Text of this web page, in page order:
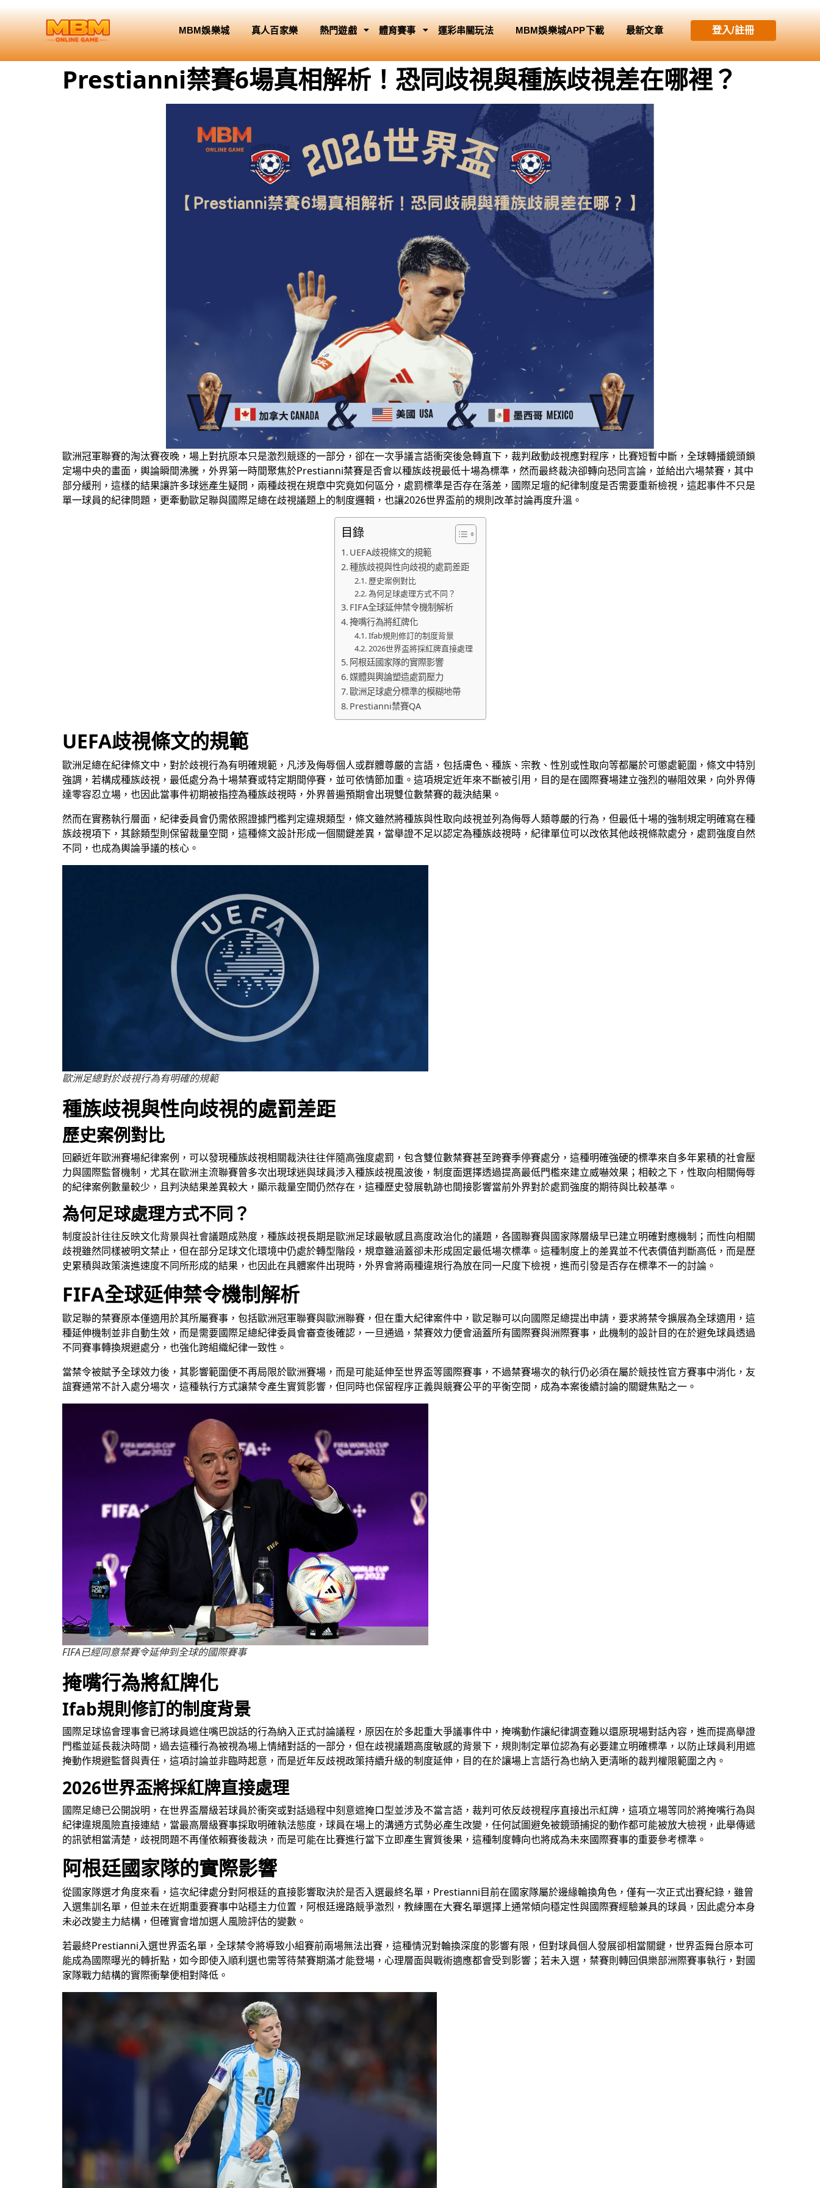
MBM娛樂城 真人百家樂 熱門遊戲 體育賽事 運彩串關玩法 MBM娛樂城APP下載 最新文章 登入/註冊
Prestianni禁賽6場真相解析！恐同歧視與種族歧視差在哪裡？
歐洲冠軍聯賽的淘汰賽夜晚，場上對抗原本只是激烈競逐的一部分，卻在一次爭議言語衝突後急轉直下，裁判啟動歧視應對程序，比賽短暫中斷，全球轉播鏡頭鎖
定場中央的畫面，輿論瞬間沸騰，外界第一時間聚焦於Prestianni禁賽是否會以種族歧視最低十場為標準，然而最終裁決卻轉向恐同言論，並給出六場禁賽，其中
部分緩刑，這樣的結果讓許多球迷產生疑問，兩種歧視在規章中究竟如何區分，處罰標準是否存在落差，國際足壇的紀律制度是否需要重新檢視，這起事件不只是
單一球員的紀律問題，更牽動歐足聯與國際足總在歧視議題上的制度邏輯，也讓2026世界盃前的規則改革討論再度升溫。
目錄
UEFA歧視條文的規範
種族歧視與性向歧視的處罰差距
歷史案例對比
為何足球處理方式不同？
FIFA全球延伸禁令機制解析
掩嘴行為將紅牌化
Ifab規則修訂的制度背景
2026世界盃將採紅牌直接處理
阿根廷國家隊的實際影響
媒體與輿論塑造處罰壓力
歐洲足球處分標準的模糊地帶
Prestianni禁賽QA
UEFA歧視條文的規範
歐洲足總在紀律條文中，對於歧視行為有明確規範，凡涉及侮辱個人或群體尊嚴的言語，包括膚色、種族、宗教、性別或性取向等都屬於可懲處範圍，條文中特別
強調，若構成種族歧視，最低處分為十場禁賽或特定期間停賽，並可依情節加重。這項規定近年來不斷被引用，目的是在國際賽場建立強烈的嚇阻效果，向外界傳
達零容忍立場，也因此當事件初期被指控為種族歧視時，外界普遍預期會出現雙位數禁賽的裁決結果。
然而在實務執行層面，紀律委員會仍需依照證據門檻判定違規類型，條文雖然將種族與性取向歧視並列為侮辱人類尊嚴的行為，但最低十場的強制規定明確寫在種
族歧視項下，其餘類型則保留裁量空間，這種條文設計形成一個關鍵差異，當舉證不足以認定為種族歧視時，紀律單位可以改依其他歧視條款處分，處罰強度自然
不同，也成為輿論爭議的核心。
歐洲足總對於歧視行為有明確的規範
種族歧視與性向歧視的處罰差距
歷史案例對比
回顧近年歐洲賽場紀律案例，可以發現種族歧視相關裁決往往伴隨高強度處罰，包含雙位數禁賽甚至跨賽季停賽處分，這種明確強硬的標準來自多年累積的社會壓
力與國際監督機制，尤其在歐洲主流聯賽曾多次出現球迷與球員涉入種族歧視風波後，制度面選擇透過提高最低門檻來建立威嚇效果；相較之下，性取向相關侮辱
的紀律案例數量較少，且判決結果差異較大，顯示裁量空間仍然存在，這種歷史發展軌跡也間接影響當前外界對於處罰強度的期待與比較基準。
為何足球處理方式不同？
制度設計往往反映文化背景與社會議題成熟度，種族歧視長期是歐洲足球最敏感且高度政治化的議題，各國聯賽與國家隊層級早已建立明確對應機制；而性向相關
歧視雖然同樣被明文禁止，但在部分足球文化環境中仍處於轉型階段，規章雖涵蓋卻未形成固定最低場次標準。這種制度上的差異並不代表價值判斷高低，而是歷
史累積與政策演進速度不同所形成的結果，也因此在具體案件出現時，外界會將兩種違規行為放在同一尺度下檢視，進而引發是否存在標準不一的討論。
FIFA全球延伸禁令機制解析
歐足聯的禁賽原本僅適用於其所屬賽事，包括歐洲冠軍聯賽與歐洲聯賽，但在重大紀律案件中，歐足聯可以向國際足總提出申請，要求將禁令擴展為全球適用，這
種延伸機制並非自動生效，而是需要國際足總紀律委員會審查後確認，一旦通過，禁賽效力便會涵蓋所有國際賽與洲際賽事，此機制的設計目的在於避免球員透過
不同賽事轉換規避處分，也強化跨組織紀律一致性。
當禁令被賦予全球效力後，其影響範圍便不再局限於歐洲賽場，而是可能延伸至世界盃等國際賽事，不過禁賽場次的執行仍必須在屬於競技性官方賽事中消化，友
誼賽通常不計入處分場次，這種執行方式讓禁令產生實質影響，但同時也保留程序正義與競賽公平的平衡空間，成為本案後續討論的關鍵焦點之一。
FIFA已經同意禁賽令延伸到全球的國際賽事
掩嘴行為將紅牌化
Ifab規則修訂的制度背景
國際足球協會理事會已將球員遮住嘴巴說話的行為納入正式討論議程，原因在於多起重大爭議事件中，掩嘴動作讓紀律調查難以還原現場對話內容，進而提高舉證
門檻並延長裁決時間，過去這種行為被視為場上情緒對話的一部分，但在歧視議題高度敏感的背景下，規則制定單位認為有必要建立明確標準，以防止球員利用遮
掩動作規避監督與責任，這項討論並非臨時起意，而是近年反歧視政策持續升級的制度延伸，目的在於讓場上言語行為也納入更清晰的裁判權限範圍之內。
2026世界盃將採紅牌直接處理
國際足總已公開說明，在世界盃層級若球員於衝突或對話過程中刻意遮掩口型並涉及不當言語，裁判可依反歧視程序直接出示紅牌，這項立場等同於將掩嘴行為與
紀律違規風險直接連結，當最高層級賽事採取明確執法態度，球員在場上的溝通方式勢必產生改變，任何試圖避免被鏡頭捕捉的動作都可能被放大檢視，此舉傳遞
的訊號相當清楚，歧視問題不再僅依賴賽後裁決，而是可能在比賽進行當下立即產生實質後果，這種制度轉向也將成為未來國際賽事的重要參考標準。
阿根廷國家隊的實際影響
從國家隊選才角度來看，這次紀律處分對阿根廷的直接影響取決於是否入選最終名單，Prestianni目前在國家隊屬於邊緣輪換角色，僅有一次正式出賽紀錄，雖曾
入選集訓名單，但並未在近期重要賽事中站穩主力位置，阿根廷邊路競爭激烈，教練團在大賽名單選擇上通常傾向穩定性與國際賽經驗兼具的球員，因此處分本身
未必改變主力結構，但確實會增加選人風險評估的變數。
若最終Prestianni入選世界盃名單，全球禁令將導致小組賽前兩場無法出賽，這種情況對輪換深度的影響有限，但對球員個人發展卻相當關鍵，世界盃舞台原本可
能成為國際曝光的轉折點，如今即使入順利選也需等待禁賽期滿才能登場，心理層面與戰術適應都會受到影響；若未入選，禁賽則轉回俱樂部洲際賽事執行，對國
家隊戰力結構的實際衝擊便相對降低。